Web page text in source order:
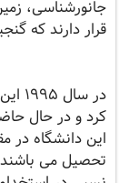
جانورشناسی،
قرار دارند که
در
این دانشگاه در
تحصیل می